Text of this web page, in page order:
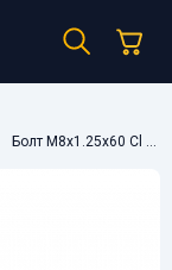
Болт M8x1.25x60 Cl 8.8, TD5.110